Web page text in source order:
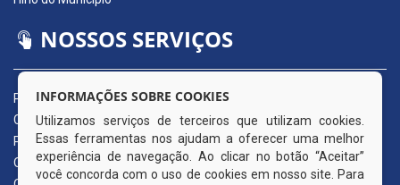
NOSSOS SERVIÇOS
Portal da Transparência
Carta de Serviços ao Usuário
Pedido de Acesso à Informação (e-SIC)
Ouvidoria Municipal
INFORMAÇÕES SOBRE COOKIES
Utilizamos serviços de terceiros que utilizam cookies.
Essas ferramentas nos ajudam a oferecer uma melhor
experiência de navegação. Ao clicar no botão “Aceitar”
você concorda com o uso de cookies em nosso site. Para